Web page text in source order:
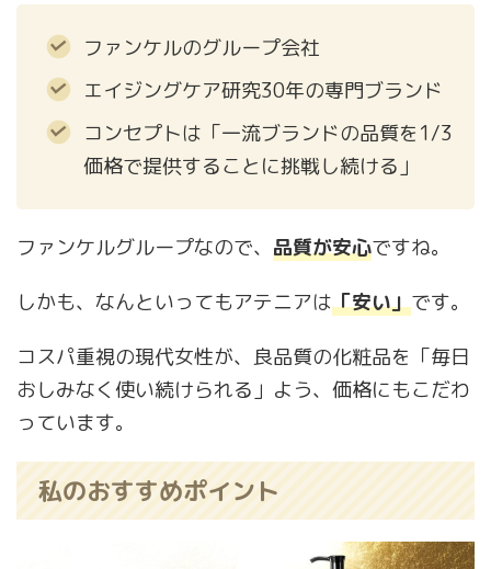
ファンケルのグループ会社
エイジングケア研究30年の専門ブランド
コンセプトは「一流ブランドの品質を1/3
価格で提供することに挑戦し続ける」
ファンケルグループなので、 品質が安心ですね。
しかも、なんといってもアテニアは「安い」です。
コスパ重視の現代女性が、良品質の化粧品を「毎日
おしみなく使い続けられる」よう、価格にもこだわ
っています。
私のおすすめポイント